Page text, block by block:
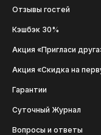
Отзывы гостей
Кэшбэк 30%
Акция «Пригласи
Акция «Скидка на
Гарантии
Суточный Журнал
Вопросы и ответы